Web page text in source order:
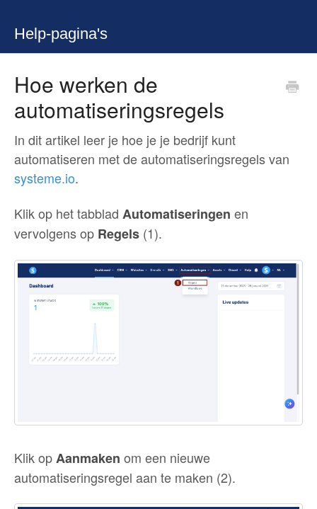
Help-pagina's
Hoe werken de
automatiseringsregels
In dit artikel leer je hoe je je bedrijf kunt
automatiseren met de automatiseringsregels van
systeme.io.
Klik op het tabblad Automatiseringen en
vervolgens op Regels (1).
Klik opAanmaken om een nieuwe
automatiseringsregel aan te maken (2).